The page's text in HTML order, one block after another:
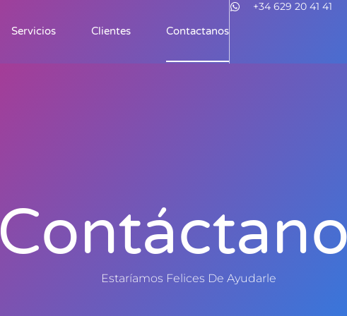
Servicios Clientes Contactanos
+34 629 20 41 41
Estaríamos Felices De Ayudarle